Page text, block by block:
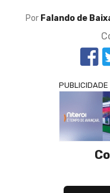
Por Falando de
PUBLICIDADE